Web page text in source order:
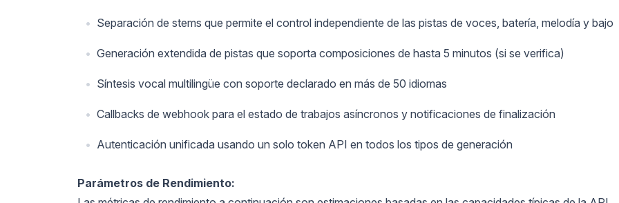
Separación de stems que permite el control independiente de las pistas de voces, batería, melodía y bajo
Generación extendida de pistas que soporta composiciones de hasta 5 minutos (si se verifica)
Síntesis vocal multilingüe con soporte declarado en más de 50 idiomas
Callbacks de webhook para el estado de trabajos asíncronos y notificaciones de finalización
Autenticación unificada usando un solo token API en todos los tipos de generación
Parámetros de Rendimiento: